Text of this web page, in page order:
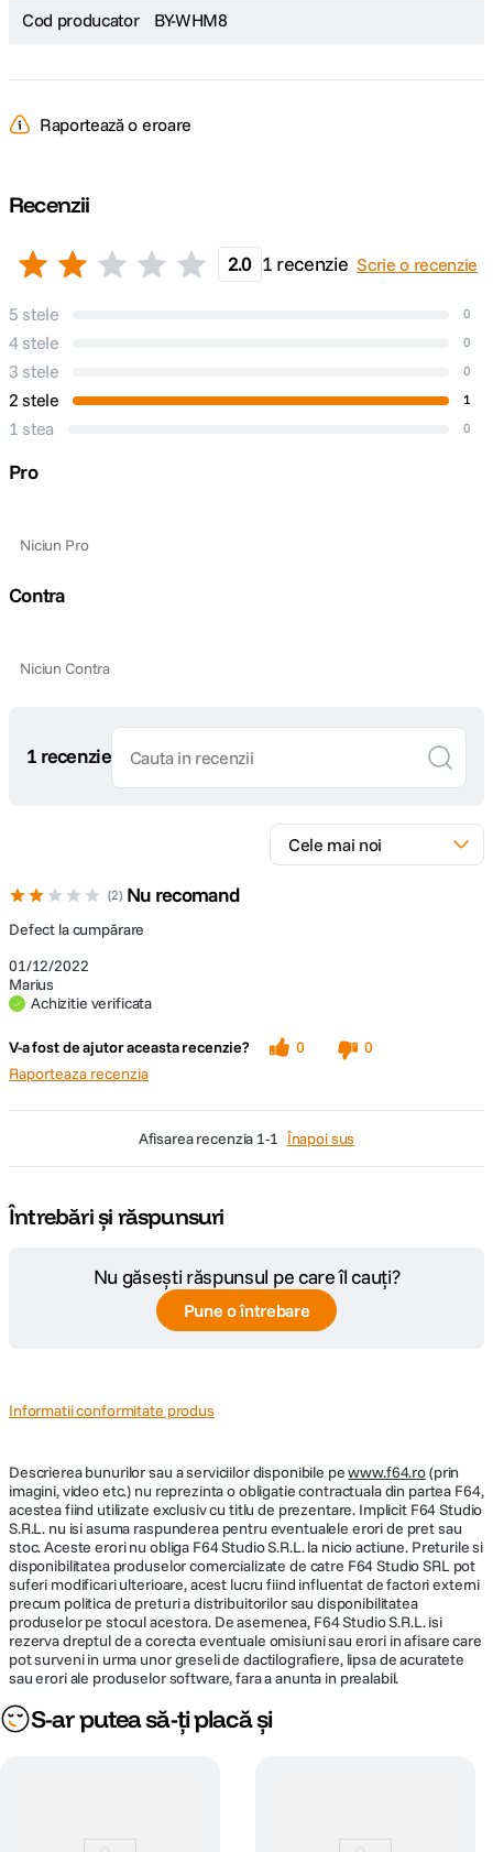
Cod producator BY-WHM8
Raportează o eroare
Recenzii
2.0 1 recenzie Scrie o recenzie
5 stele 0
4 stele 0
3 stele 0
2 stele 1
1 stea 0
Pro
Niciun Pro
Contra
Niciun Contra
1 recenzie
2 Nu recomand
01/12/2022
Marius
Achizitie verificata
Defect la cumpărare
V-a fost de ajutor aceasta recenzie? 0
0
Raporteaza recenzia
afisarea recenzia 1-1 Înapoi sus
Întrebări și răspunsuri
Nu găsești răspunsul pe care îl cauți?
Pune o întrebare
Informatii conformitate produs
Descrierea bunurilor sau a serviciilor disponibile pewww.f64.ro(prin
imagini, video etc.) nu reprezinta o obligatie contractuala din partea F64,
acestea fiind utilizate exclusiv cu titlu de prezentare. Implicit F64 Studio
S.R.L. nu isi asuma raspunderea pentru eventualele erori de pret sau
stoc. Aceste erori nu obliga F64 Studio S.R.L. la nicio actiune. Preturile si
disponibilitatea produselor comercializate de catre F64 Studio SRL pot
suferi modificari ulterioare, acest lucru fiind influentat de factori externi
precum politica de preturi a distribuitorilor sau disponibilitatea
produselor pe stocul acestora. De asemenea, F64 Studio S.R.L. isi
rezerva dreptul de a corecta eventuale omisiuni sau erori in afisare care
pot surveni in urma unor greseli de dactilografiere, lipsa de acuratete
sau erori ale produselor software, fara a anunta in prealabil.
S-ar putea să-ți placă și